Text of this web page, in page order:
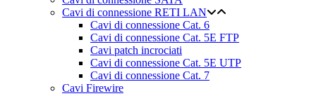
Cavi di connessione RETI LAN
Cavi di connessione Cat. 6
Cavi di connessione Cat. 5E FTP
Cavi patch incrociati
Cavi di connessione Cat. 5E UTP
Cavi di connessione Cat. 7
Cavi Firewire